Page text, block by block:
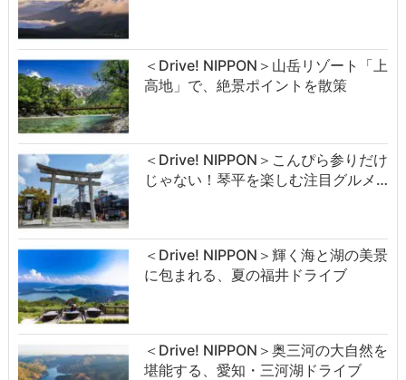
＜Drive! NIPPON＞山岳リゾート「上
高地」で、絶景ポイントを散策
＜Drive! NIPPON＞こんぴら参りだけ
じゃない！琴平を楽しむ注目グルメ…
＜Drive! NIPPON＞輝く海と湖の美景
に包まれる、夏の福井ドライブ
＜Drive! NIPPON＞奥三河の大自然を
堪能する、愛知・三河湖ドライブ